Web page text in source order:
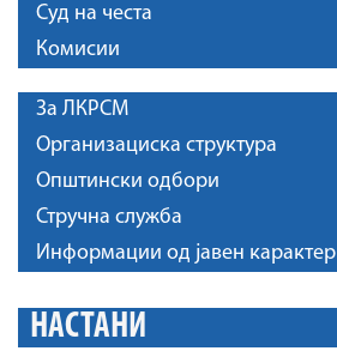
Суд на честа
Комисии
За ЛКРСМ
Организациска структура
Општински одбори
Стручна служба
Информации од јавен карактер
НАСТАНИ